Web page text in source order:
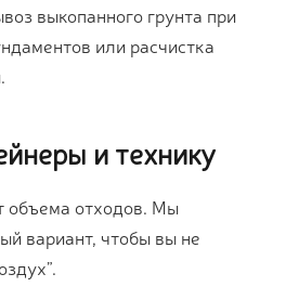
выкопанного грунта при
или расчистка
и технику
объема отходов. Мы
вариант, чтобы вы не